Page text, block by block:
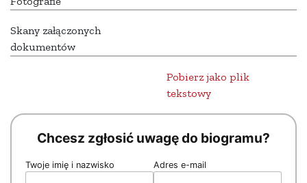
Skany załączonych
dokumentów
Pobierz jako plik
tekstowy
Chcesz zgłosić uwagę do biogramu?
Twoje imię i nazwisko Adres e-mail